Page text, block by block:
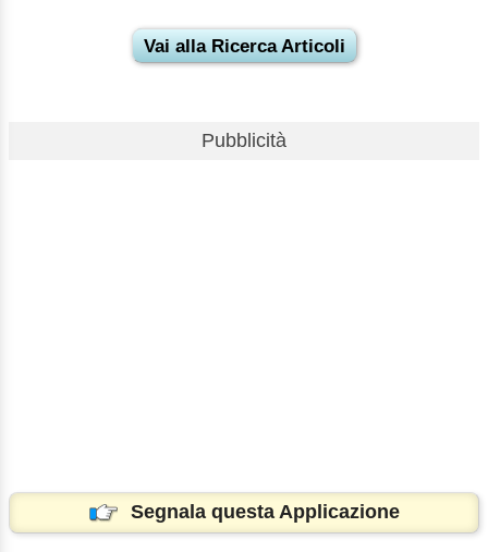
Vai alla Ricerca Articoli
Pubblicità
Segnala questa Applicazione